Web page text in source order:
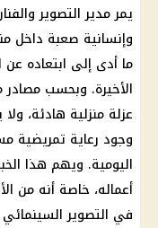
يمر مدير التصوير
وإنسانية صعبة داخل
ما أدى إلى ابتعاده عن
الأخيرة. وبحسب
عزلة منزلية هادئة،
وجود رعاية تمريضية
اليومية. ويهم هذا
أعماله، خاصة أنه من
في التصوير السينمائي